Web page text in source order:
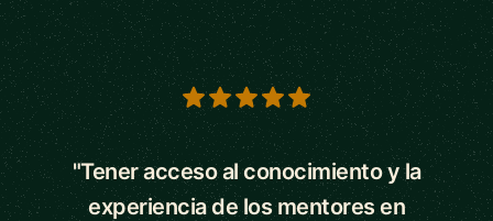
5 out of 5 stars
"Tener acceso al conocimiento y la
experiencia de los mentores en